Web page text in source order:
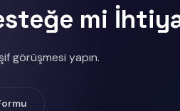
mi
görüşmesi yapın.